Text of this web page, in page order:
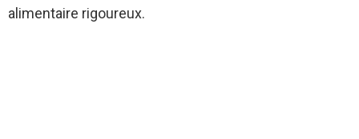
alimentaire rigoureux.